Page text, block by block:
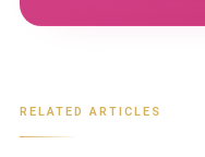
RELATED ARTICLES